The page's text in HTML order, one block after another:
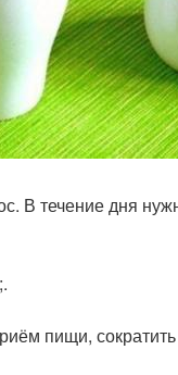
В течение дня
пищи,